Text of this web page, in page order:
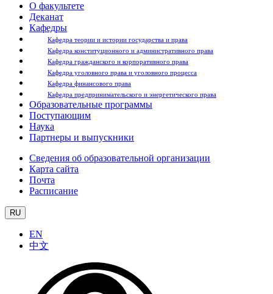
О факультете
Деканат
Кафедры
Кафедра теории и истории государства и права
Кафедра конституционного и административного права
Кафедра гражданского и корпоративного права
Кафедра уголовного права и уголовного процесса
Кафедра финансового права
Кафедра предпринимательского и энергетического права
Образовательные программы
Поступающим
Наука
Партнеры и выпускники
Сведения об образовательной организации
Карта сайта
Почта
Расписание
RU
EN
中文